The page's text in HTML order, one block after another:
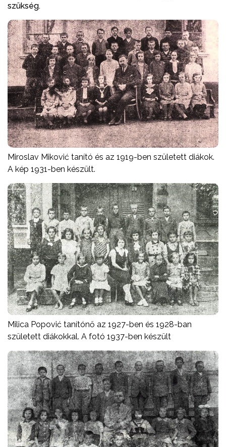
szükség.
Miroslav Miković tanító és az 1919-ben született diákok.
A kép 1931-ben készült.
Milica Popović tanítónő az 1927-ben és 1928-ban
született diákokkal. A fotó 1937-ben készült